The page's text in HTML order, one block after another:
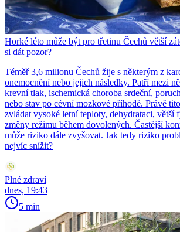
Horké léto může být pro třetinu Čechů větší
si dát pozor?
Téměř 3,6 milionu Čechů žije s některým z
onemocnění nebo jejich následky. Patří mezi
krevní tlak, ischemická choroba srdeční,
nebo stav po cévní mozkové příhodě. Právě
zvládat vysoké letní teploty, dehydrataci, větší
změny režimu během dovolených. Častější
může riziko dále zvyšovat. Jak tedy riziko
nejvíc snížit?
Plné zdraví
dnes, 19:43
5 min